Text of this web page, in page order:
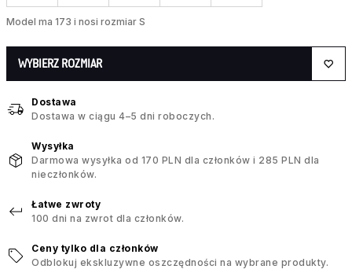
Model ma 173 i nosi rozmiar S
WYBIERZ ROZMIAR
Dostawa
Dostawa w ciągu 4–5 dni roboczych.
Wysyłka
Darmowa wysyłka od 170 PLN dla członków i 285 PLN dla
nieczłonków.
Łatwe zwroty
100 dni na zwrot dla członków.
Ceny tylko dla członków
Odblokuj ekskluzywne oszczędności na wybrane produkty.